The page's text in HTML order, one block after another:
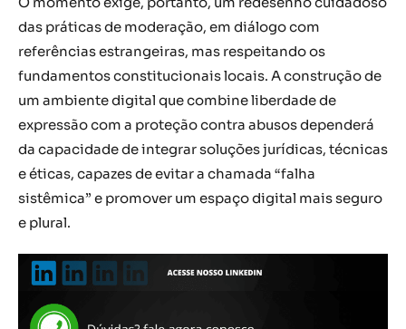
das práticas de moderação, em diálogo com
referências estrangeiras, mas respeitando os
fundamentos constitucionais locais. A construção de
um ambiente digital que combine liberdade de
expressão com a proteção contra abusos dependerá
da capacidade de integrar soluções jurídicas, técnicas
e éticas, capazes de evitar a chamada “falha
sistêmica” e promover um espaço digital mais seguro
e plural.